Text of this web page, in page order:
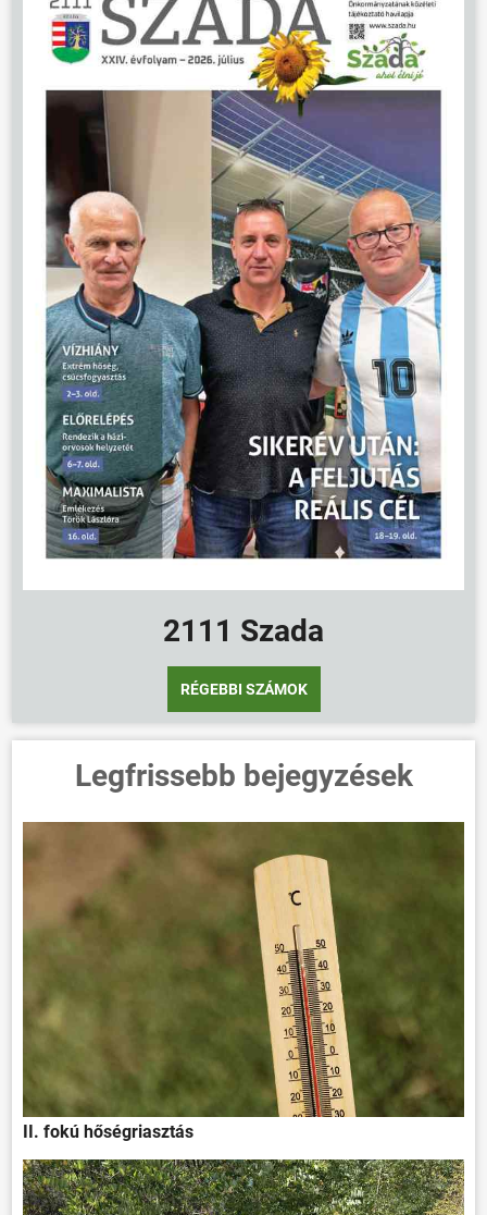
2111 Szada
RÉGEBBI SZÁMOK
Legfrissebb bejegyzések
II. fokú hőségriasztás